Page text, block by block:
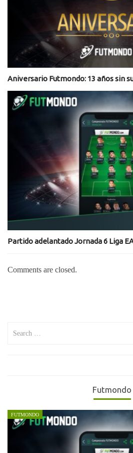
Aniversario Futmondo: 13 años sin
Partido adelantado Jornada 6 Liga
Comments are closed.
Futmondo
FUTMONDO